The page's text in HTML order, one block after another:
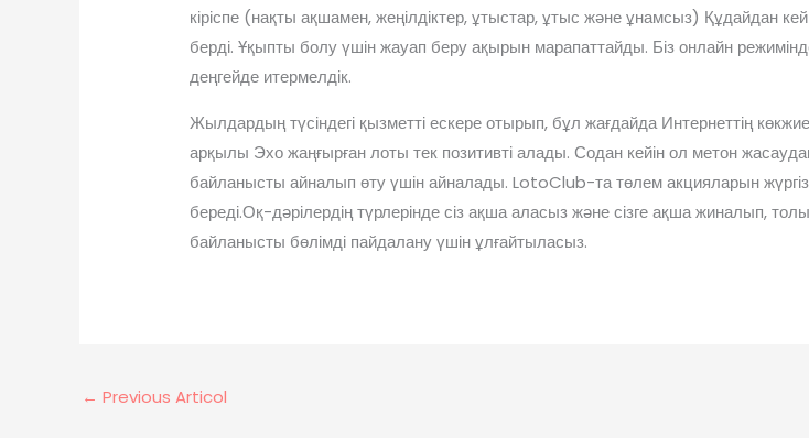
кіріспе (нақты ақшамен, жеңілдіктер, ұтыстар, ұтыс және ұнамсыз) Құдайдан
берді. Ұқыпты болу үшін жауап беру ақырын марапаттайды. Біз онлайн
деңгейде итермелдік.
Жылдардың түсіндегі қызметті ескере отырып, бұл жағдайда Интернеттің
арқылы Эхо жаңғырған лоты тек позитивті алады. Содан кейін ол метон
байланысты айналып өту үшін айналады. LotoClub-та төлем акцияларын
береді.Оқ-дәрілердің түрлерінде сіз ақша аласыз және сізге ақша жиналып,
байланысты бөлімді пайдалану үшін ұлғайтыласыз.
← Previous Articol